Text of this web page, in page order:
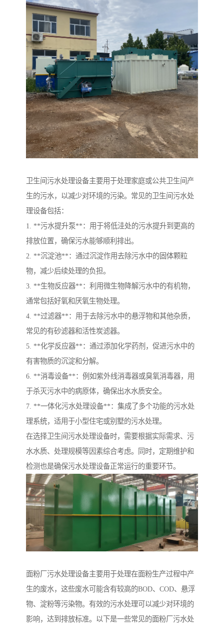
卫生间污水处理设备主要用于处理家庭或公共卫生间产
生的污水，以减少对环境的污染。常见的卫生间污水处
理设备包括：
1. **污水提升泵**：用于将低洼处的污水提升到更高的
排放位置，确保污水能够顺利排出。
2. **沉淀池**：通过沉淀作用去除污水中的固体颗粒
物，减少后续处理的负担。
3. **生物反应器**：利用微生物降解污水中的有机物，
通常包括好氧和厌氧生物处理。
4. **过滤器**：用于去除污水中的悬浮物和其他杂质，
常见的有砂滤器和活性炭滤器。
5. **化学反应器**：通过添加化学药剂，促进污水中的
有害物质的沉淀和分解。
6. **消毒设备**：例如紫外线消毒器或臭氧消毒器，用
于杀灭污水中的病原体，确保出水水质安全。
7. **一体化污水处理设备**：集成了多个功能的污水处
理系统，适用于小型住宅或别墅的污水处理。
在选择卫生间污水处理设备时，需要根据实际需求、污
水水质、处理规模等因素综合考虑。同时，定期维护和
检测也是确保污水处理设备正常运行的重要环节。
面粉厂污水处理设备主要用于处理在面粉生产过程中产
生的废水，这些废水可能含有较高的BOD、COD、悬浮
物、淀粉等污染物。有效的污水处理可以减少对环境的
影响，达到排放标准。以下是一些常见的面粉厂污水处